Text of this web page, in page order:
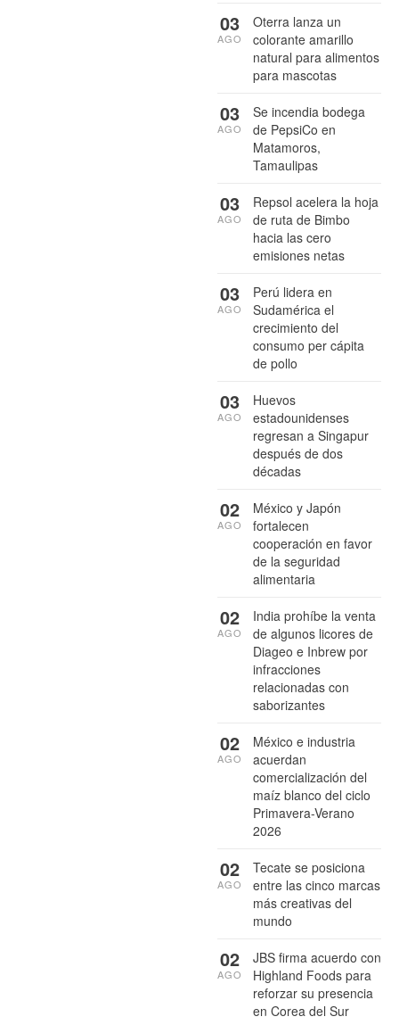
Oterra lanza un
colorante amarillo
natural para alimentos
para mascotas
03
AGO
Se incendia bodega
de PepsiCo en
Matamoros,
Tamaulipas
03
AGO
Repsol acelera la hoja
de ruta de Bimbo
hacia las cero
emisiones netas
03
AGO
Perú lidera en
Sudamérica el
crecimiento del
consumo per cápita
de pollo
03
AGO
Huevos
estadounidenses
regresan a Singapur
después de dos
décadas
03
AGO
México y Japón
fortalecen
cooperación en favor
de la seguridad
alimentaria
02
AGO
India prohíbe la venta
de algunos licores de
Diageo e Inbrew por
infracciones
relacionadas con
saborizantes
02
AGO
México e industria
acuerdan
comercialización del
maíz blanco del ciclo
Primavera-Verano
2026
02
AGO
Tecate se posiciona
entre las cinco marcas
más creativas del
mundo
02
AGO
JBS firma acuerdo con
Highland Foods para
reforzar su presencia
en Corea del Sur
02
AGO